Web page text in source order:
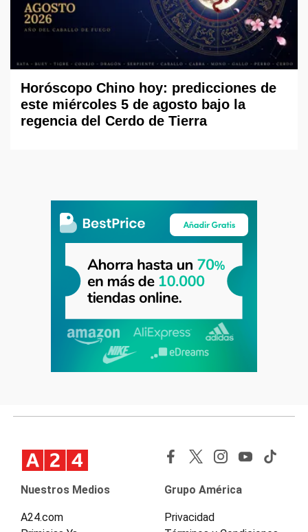
Horóscopo Chino hoy: predicciones de
este miércoles 5 de agosto bajo la
regencia del Cerdo de Tierra
Nuestros Medios
A24.com
Grupo América
Privacidad